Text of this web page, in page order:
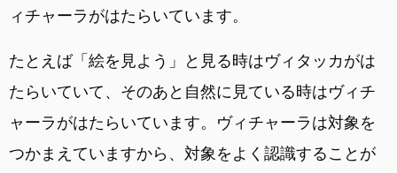
ィチャーラがはたらいています。
たとえば「絵を見よう」と見る時はヴィタッカがは
たらいていて、そのあと自然に見ている時はヴィチ
ャーラがはたらいています。ヴィチャーラは対象を
つかまえていますから、対象をよく認識することが